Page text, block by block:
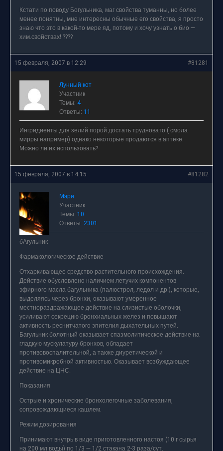
Кстати по поводу Богульника, маг свойства туманны, но более
менее понятны, мне интересны обычные его свойства, я просто
знаю что это в какой-то мере яд, потому и хочу узнать о био —
хим.свойствах! ????
15 февраля, 2007 в 12:29 #81281
Лунный кот
Участник
Темы: 4
Ответы: 11
Ингридиенты для зелий порой достать трудновато ( смола
мирры например) однако некоторые продаются в аптеке.
Можно ли их использовать?
15 февраля, 2007 в 14:15 #81282
Мэри
Участник
Темы: 10
Ответы: 2301
бАгульник
Фармакологическое действие
Отхаркивающее средство растительного происхождения.
Действие обусловлено наличием летучих компонентов
эфирного масла багульника (палюстрол, ледол и др.), которые,
выделяясь через бронхи, оказывают умеренное
местнораздражающее действие на слизистые оболочки,
усиливают секрецию бронхиальных желез и повышают
активность реснитчатого эпителия дыхательных путей.
Багульник болотный оказывает спазмолитическое действие на
гладкую мускулатуру бронхов, обладает
противовоспалительной, а также диуретической и
противомикробной активностью. Оказывает возбуждающее
действие на ЦНС.
Показания
Острые и хронические бронхолегочные заболевания,
сопровождающиеся кашлем.
Режим дозирования
Принимают внутрь в виде приготовленного настоя (10 г сырья
на 200 мл воды) по 1/3 — 1/2 стакана 2-3 раза/сут.